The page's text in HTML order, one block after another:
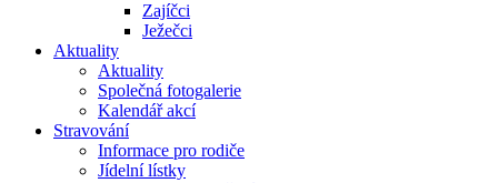
Zajíčci
Ježečci
Aktuality
Aktuality
Společná fotogalerie
Kalendář akcí
Stravování
Informace pro rodiče
Jídelní lístky